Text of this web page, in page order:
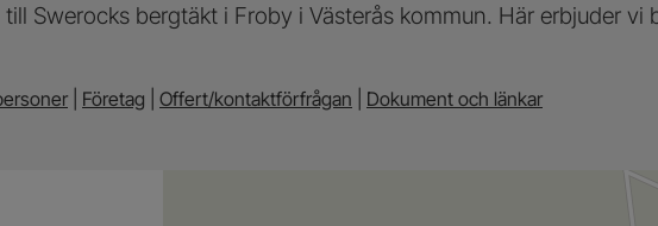
Swerocks bergtäkt i Froby i Västerås kommun. Här erbjuder vi
Företag Offert/kontaktförfrågan Dokument och länkar